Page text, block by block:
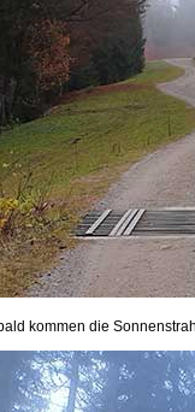
kommen die